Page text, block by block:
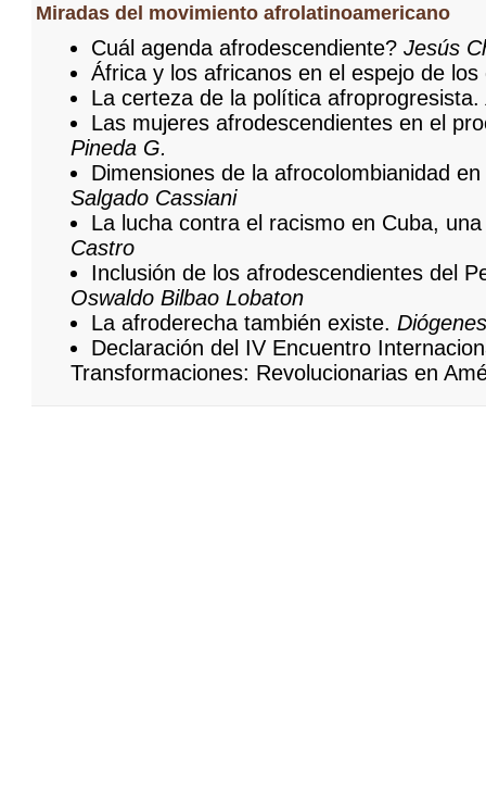
Miradas del movimiento afrolatinoamericano
Cuál agenda afrodescendiente?Jesús
África y los africanos en el espejo de
La certeza de la política afroprogresista.
Las mujeres afrodescendientes en el
Pineda G.
Dimensiones de la afrocolombianidad
Salgado Cassiani
La lucha contra el racismo en Cuba,
Castro
Inclusión de los afrodescendientes del
Oswaldo Bilbao Lobaton
La afroderecha también existe.
Declaración del IV Encuentro
Transformaciones: Revolucionarias en